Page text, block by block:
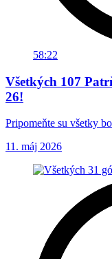
58:22
Všetkých 107
26!
Pripomeňte su všetky
11. máj 2026